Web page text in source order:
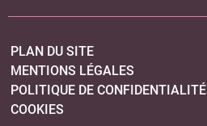
PLAN DU SITE
MENTIONS LÉGALES
POLITIQUE DE CONFIDENTIALITÉ
COOKIES